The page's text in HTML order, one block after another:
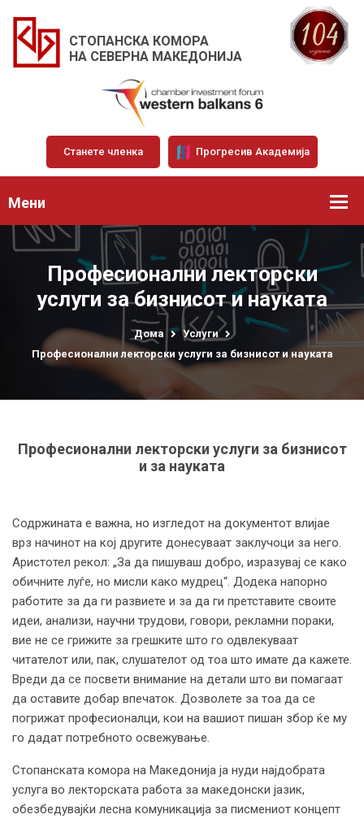
СТОПАНСКА КОМОРА
НА СЕВЕРНА МАКЕДОНИЈА
Станете членка Прогресив Академија
Мени
Професионални лекторски
услуги за бизнисот и науката
Дома
Услуги
Професионални лекторски услуги за бизнисот и науката
Професионални лекторски услуги за бизнисот
и за науката
Содржината е важна, но изгледот на документот влијае
врз начинот на кој другите донесуваат заклучоци за него.
Аристотел рекол: „За да пишуваш добро, изразувај се како
обичните луѓе, но мисли како мудрец“. Додека напорно
работите за да ги развиете и за да ги претставите своите
идеи, анализи, научни трудови, говори, рекламни пораки,
вие не се грижите за грешките што го одвлекуваат
читателот или, пак, слушателот од тоа што имате да кажете.
Вреди да се посвети внимание на детали што ви помагаат
да оставите добар впечаток. Дозволете за тоа да се
погрижат професионалци, кои на вашиот пишан збор ќе му
го дадат потребното освежување.
Стопанската комора на Македонија ја нуди најдобрата
услуга во лекторската работа за македонски јазик,
обезбедувајќи лесна комуникација за писмениот концепт